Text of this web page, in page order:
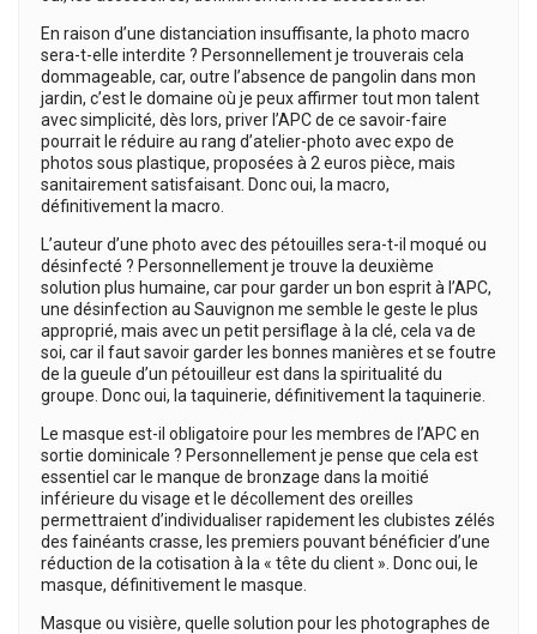
En raison d’une distanciation insuffisante, la photo macro
sera-t-elle interdite ? Personnellement je trouverais cela
dommageable, car, outre l’absence de pangolin dans mon
jardin, c’est le domaine où je peux affirmer tout mon talent
avec simplicité, dès lors, priver l’APC de ce savoir-faire
pourrait le réduire au rang d’atelier-photo avec expo de
photos sous plastique, proposées à 2 euros pièce, mais
sanitairement satisfaisant. Donc oui, la macro,
définitivement la macro.
L’auteur d’une photo avec des pétouilles sera-t-il moqué ou
désinfecté ? Personnellement je trouve la deuxième
solution plus humaine, car pour garder un bon esprit à l’APC,
une désinfection au Sauvignon me semble le geste le plus
approprié, mais avec un petit persiflage à la clé, cela va de
soi, car il faut savoir garder les bonnes manières et se foutre
de la gueule d’un pétouilleur est dans la spiritualité du
groupe. Donc oui, la taquinerie, définitivement la taquinerie.
Le masque est-il obligatoire pour les membres de l’APC en
sortie dominicale ? Personnellement je pense que cela est
essentiel car le manque de bronzage dans la moitié
inférieure du visage et le décollement des oreilles
permettraient d’individualiser rapidement les clubistes zélés
des fainéants crasse, les premiers pouvant bénéficier d’une
réduction de la cotisation à la « tête du client ». Donc oui, le
masque, définitivement le masque.
Masque ou visière, quelle solution pour les photographes de